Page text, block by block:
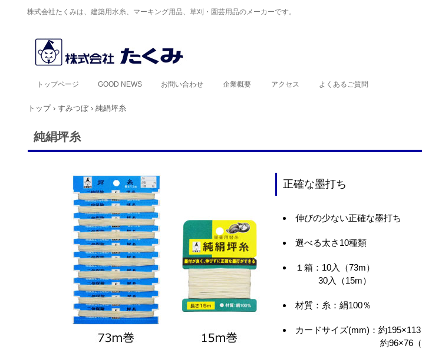
株式会社たくみは、建築用水糸、マーキング用品、草刈・園芸用品のメーカーです。
トップページ GOOD NEWS お問い合わせ 企業概要 アクセス よくあるご質問
トップ › すみつぼ › 純絹坪糸
純絹坪糸
正確な墨打ち
伸びの少ない正確な墨打ち
選べる太さ10種類
１箱：10入（73m）
30入（15m）
材質：糸：絹100％
カードサイズ(mm)：約195×113
約96×76（